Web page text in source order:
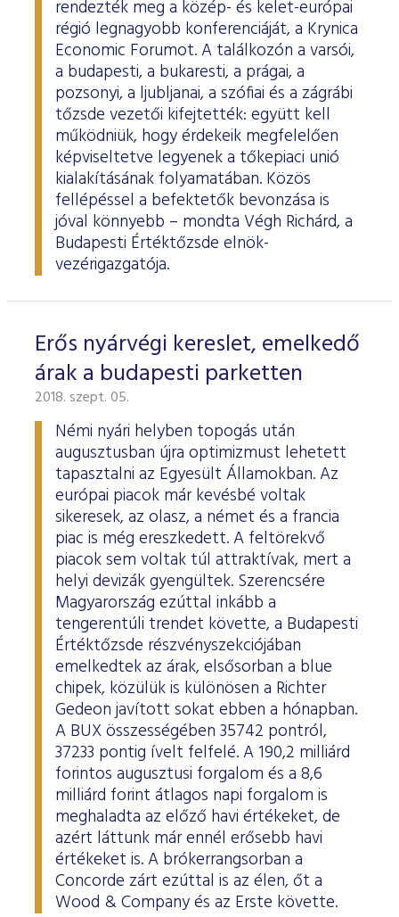
rendezték meg a közép- és kelet-európai
régió legnagyobb konferenciáját, a Krynica
Economic Forumot. A találkozón a varsói,
a budapesti, a bukaresti, a prágai, a
pozsonyi, a ljubljanai, a szófiai és a zágrábi
tőzsde vezetői kifejtették: együtt kell
működniük, hogy érdekeik megfelelően
képviseltetve legyenek a tőkepiaci unió
kialakításának folyamatában. Közös
fellépéssel a befektetők bevonzása is
jóval könnyebb – mondta Végh Richárd, a
Budapesti Értéktőzsde elnök-
vezérigazgatója.
Erős nyárvégi kereslet, emelkedő
árak a budapesti parketten
2018. szept. 05.
Némi nyári helyben topogás után
augusztusban újra optimizmust lehetett
tapasztalni az Egyesült Államokban. Az
európai piacok már kevésbé voltak
sikeresek, az olasz, a német és a francia
piac is még ereszkedett. A feltörekvő
piacok sem voltak túl attraktívak, mert a
helyi devizák gyengültek. Szerencsére
Magyarország ezúttal inkább a
tengerentúli trendet követte, a Budapesti
Értéktőzsde részvényszekciójában
emelkedtek az árak, elsősorban a blue
chipek, közülük is különösen a Richter
Gedeon javított sokat ebben a hónapban.
A BUX összességében 35742 pontról,
37233 pontig ívelt felfelé. A 190,2 milliárd
forintos augusztusi forgalom és a 8,6
milliárd forint átlagos napi forgalom is
meghaladta az előző havi értékeket, de
azért láttunk már ennél erősebb havi
értékeket is. A brókerrangsorban a
Concorde zárt ezúttal is az élen, őt a
Wood & Company és az Erste követte.